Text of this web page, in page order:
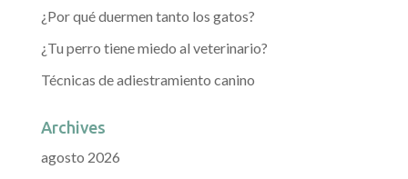
¿Por qué duermen tanto los gatos?
¿Tu perro tiene miedo al veterinario?
Técnicas de adiestramiento canino
Archives
agosto 2026